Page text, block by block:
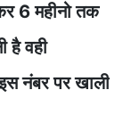
6 महीनो तक
है वही
नंबर पर खाली